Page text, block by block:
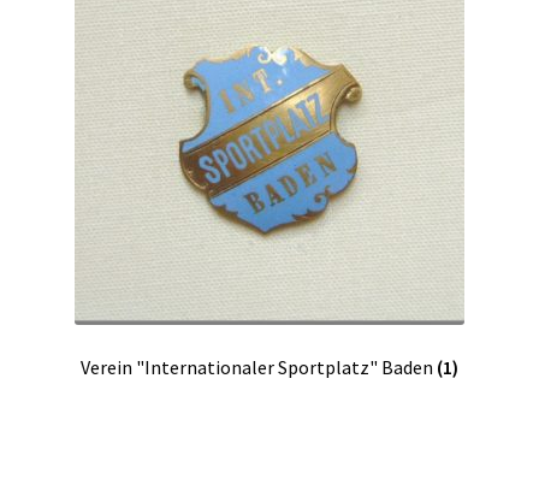
Verein "Internationaler Sportplatz" Baden (1)